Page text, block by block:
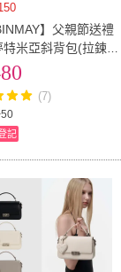
】父親節送禮
米亞斜背包(拉鍊封
選)
(7)
記